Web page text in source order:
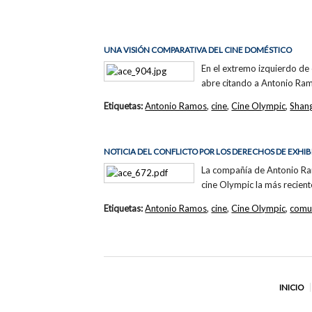
UNA VISIÓN COMPARATIVA DEL CINE DOMÉSTICO
En el extremo izquierdo
abre citando a Antonio
Etiquetas:Antonio Ramos,cine,Cine Olympic,
NOTICIA DEL CONFLICTO POR LOS DERECHOS DE
La compañía de Antonio
cine Olympic la más
Etiquetas:Antonio Ramos,cine,Cine Olympic,
INICIO